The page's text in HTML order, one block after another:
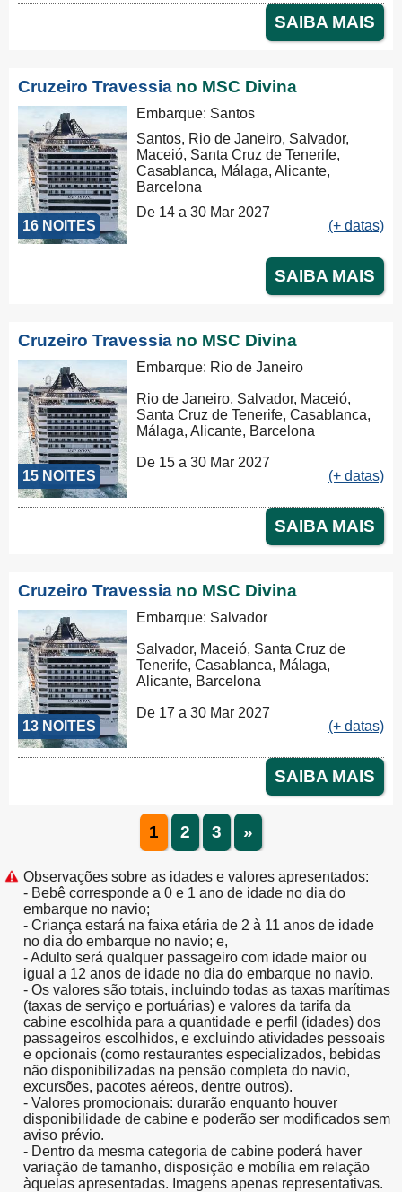
SAIBA MAIS
Cruzeiro Travessia no MSC Divina
16 NOITES
Embarque: Santos
Santos, Rio de Janeiro, Salvador,
Maceió, Santa Cruz de Tenerife,
Casablanca, Málaga, Alicante,
Barcelona
De 14 a 30 Mar 2027
(+ datas)
SAIBA MAIS
Cruzeiro Travessia no MSC Divina
15 NOITES
Embarque: Rio de Janeiro
Rio de Janeiro, Salvador, Maceió,
Santa Cruz de Tenerife, Casablanca,
Málaga, Alicante, Barcelona
De 15 a 30 Mar 2027
(+ datas)
SAIBA MAIS
Cruzeiro Travessia no MSC Divina
13 NOITES
Embarque: Salvador
Salvador, Maceió, Santa Cruz de
Tenerife, Casablanca, Málaga,
Alicante, Barcelona
De 17 a 30 Mar 2027
(+ datas)
SAIBA MAIS
1 2 3 »
Observações sobre as idades e valores apresentados:
- Bebê corresponde a 0 e 1 ano de idade no dia do
embarque no navio;
- Criança estará na faixa etária de 2 à 11 anos de idade
no dia do embarque no navio; e,
- Adulto será qualquer passageiro com idade maior ou
igual a 12 anos de idade no dia do embarque no navio.
- Os valores são totais, incluindo todas as taxas marítimas
(taxas de serviço e portuárias) e valores da tarifa da
cabine escolhida para a quantidade e perfil (idades) dos
passageiros escolhidos, e excluindo atividades pessoais
e opcionais (como restaurantes especializados, bebidas
não disponibilizadas na pensão completa do navio,
excursões, pacotes aéreos, dentre outros).
- Valores promocionais: durarão enquanto houver
disponibilidade de cabine e poderão ser modificados sem
aviso prévio.
- Dentro da mesma categoria de cabine poderá haver
variação de tamanho, disposição e mobília em relação
àquelas apresentadas. Imagens apenas representativas.